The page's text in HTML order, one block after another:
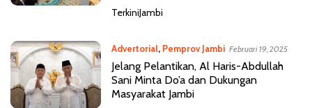
TerkiniJambi
Advertorial, Pemprov Jambi Februari 19, 2025
Jelang Pelantikan, Al Haris-Abdullah
Sani Minta Do’a dan Dukungan
Masyarakat Jambi